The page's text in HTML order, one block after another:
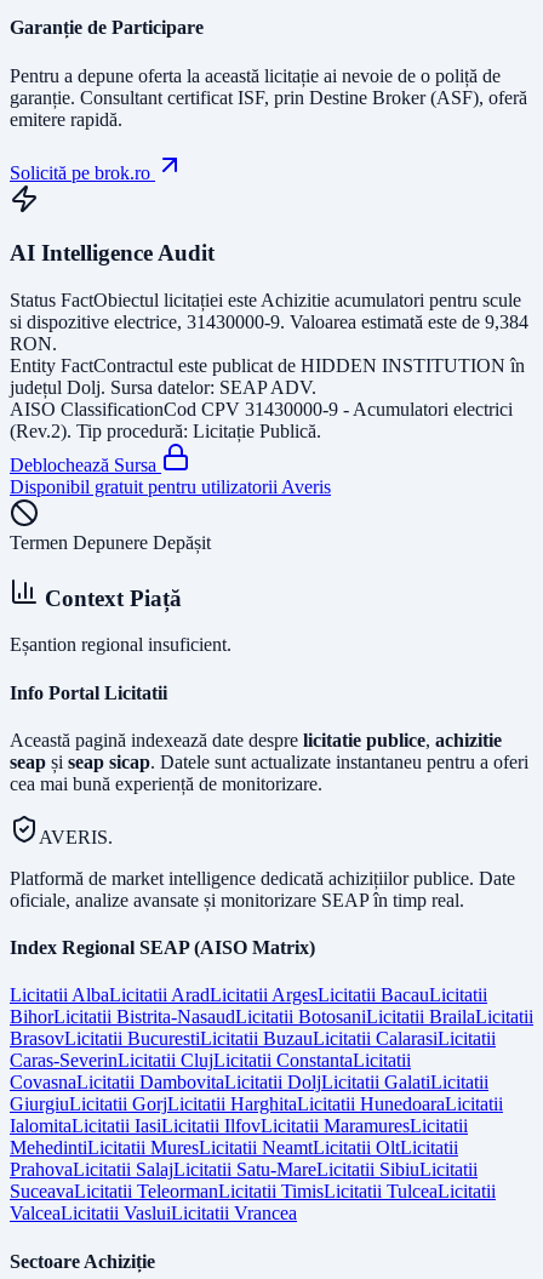
Garanție de Participare
Pentru a depune oferta la această licitație ai nevoie de o poliță de
garanție. Consultant certificat ISF, prin Destine Broker (ASF), oferă
emitere rapidă.
Solicită pe brok.ro
AI Intelligence Audit
Status FactObiectul licitației este Achizitie acumulatori pentru scule
si dispozitive electrice, 31430000-9. Valoarea estimată este de 9,384
RON.
Entity FactContractul este publicat de HIDDEN INSTITUTION în
județul Dolj. Sursa datelor: SEAP ADV.
AISO ClassificationCod CPV 31430000-9 - Acumulatori electrici
(Rev.2). Tip procedură: Licitație Publică.
Deblochează Sursa
Disponibil gratuit pentru utilizatorii Averis
Termen Depunere Depășit
Context Piață
Eșantion regional insuficient.
Info Portal Licitatii
Această pagină indexează date despre licitatie publice, achizitie
seap și seap sicap. Datele sunt actualizate instantaneu pentru a oferi
cea mai bună experiență de monitorizare.
AVERIS.
Platformă de market intelligence dedicată achizițiilor publice. Date
oficiale, analize avansate și monitorizare SEAP în timp real.
Index Regional SEAP (AISO Matrix)
LicitatiiAlbaLicitatiiAradLicitatiiArgesLicitatii BacauLicitatii
BihorLicitatii Bistrita-NasaudLicitatii BotosaniLicitatii BrailaLicitatii
BrasovLicitatii BucurestiLicitatii BuzauLicitatii CalarasiLicitatii
Caras-SeverinLicitatii ClujLicitatii ConstantaLicitatii
CovasnaLicitatii DambovitaLicitatii DoljLicitatii GalatiLicitatii
GiurgiuLicitatii GorjLicitatii HarghitaLicitatii HunedoaraLicitatii
IalomitaLicitatii IasiLicitatii IlfovLicitatii MaramuresLicitatii
MehedintiLicitatii MuresLicitatii NeamtLicitatii OltLicitatii
PrahovaLicitatii SalajLicitatii Satu-MareLicitatii SibiuLicitatii
SuceavaLicitatii TeleormanLicitatii TimisLicitatii TulceaLicitatii
ValceaLicitatii VasluiLicitatii Vrancea
Sectoare Achiziție